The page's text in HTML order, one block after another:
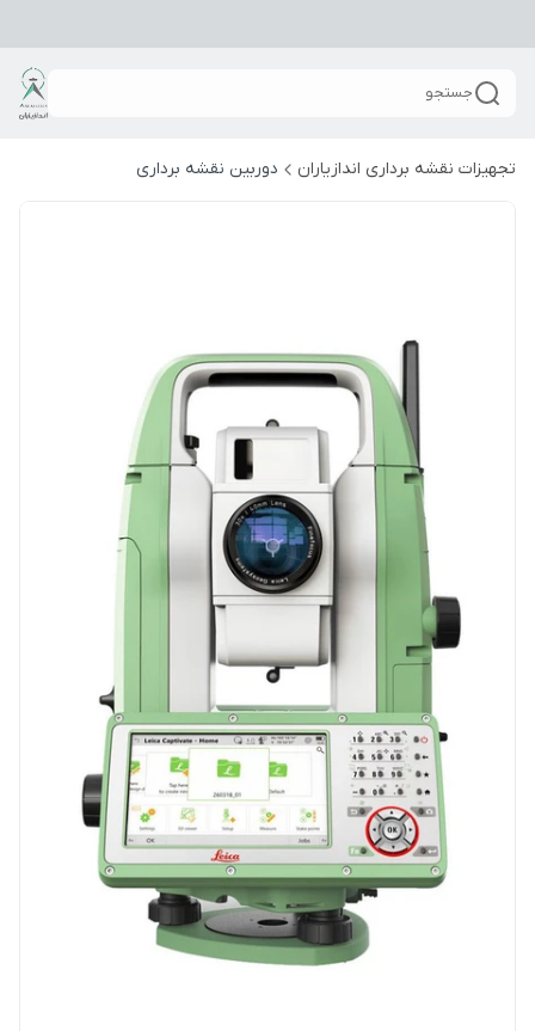
جستجو
تجهیزات نقشه برداری اندازیاران دوربین نقشه برداری